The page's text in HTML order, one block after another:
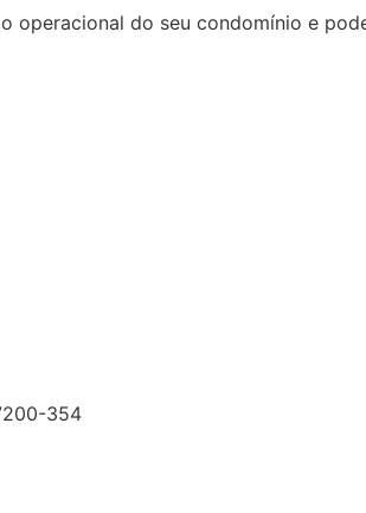
operacional do seu condomínio e
354